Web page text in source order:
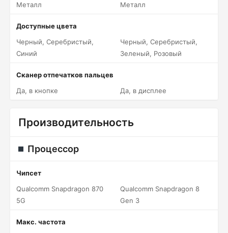
Металл
Металл
Доступные цвета
Черный, Серебристый,
Синий
Черный, Серебристый,
Зеленый, Розовый
Сканер отпечатков пальцев
Да, в кнопке
Да, в дисплее
Производительность
Процессор
Чипсет
Qualcomm Snapdragon 870
5G
Qualcomm Snapdragon 8
Gen 3
Макс. частота